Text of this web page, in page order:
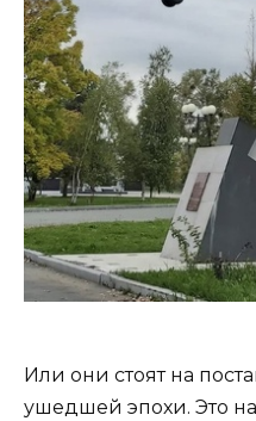
Или они стоят на
ушедшей эпохи. Это